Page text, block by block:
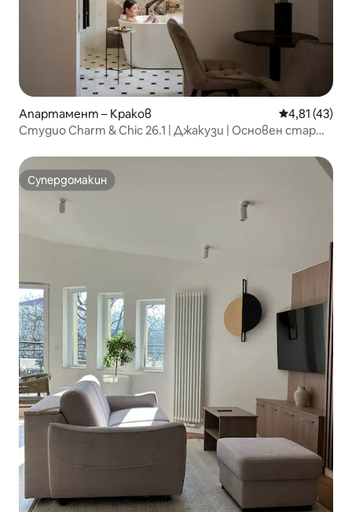
Апартамент – Краков Средна
4,81 (43)
Студио Charm & Chic 26.1 | Джакузи | Основен стар
Супердомакин
Супердомакин